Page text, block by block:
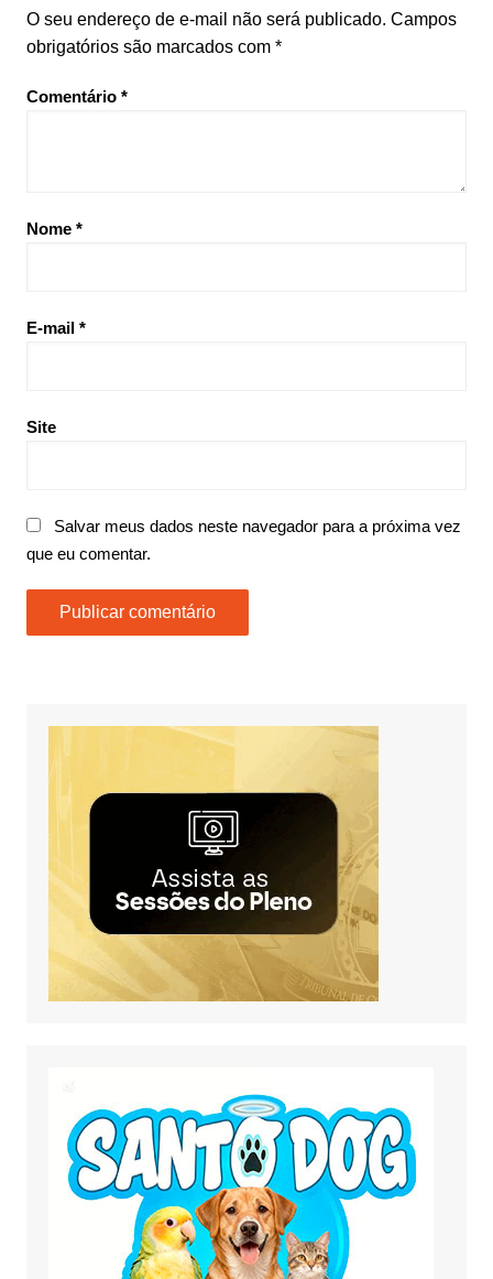
O seu endereço de e-mail não será publicado. Campos
obrigatórios são marcados com *
Comentário *
Nome *
E-mail *
Site
Salvar meus dados neste navegador para a próxima vez
que eu comentar.